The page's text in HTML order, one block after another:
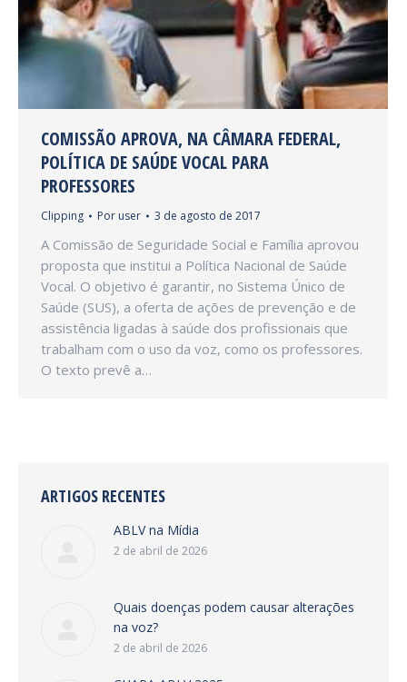
COMISSÃO APROVA, NA CÂMARA FEDERAL,
POLÍTICA DE SAÚDE VOCAL PARA
PROFESSORES
Clipping Por user 3 de agosto de 2017
A Comissão de Seguridade Social e Família aprovou
proposta que institui a Política Nacional de Saúde
Vocal. O objetivo é garantir, no Sistema Único de
Saúde (SUS), a oferta de ações de prevenção e de
assistência ligadas à saúde dos profissionais que
trabalham com o uso da voz, como os professores.
O texto prevê a…
ARTIGOS RECENTES
ABLV na Mídia
2 de abril de 2026
Quais doenças podem causar alterações
na voz?
2 de abril de 2026